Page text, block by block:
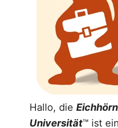
Hallo, die
Universität™ ist